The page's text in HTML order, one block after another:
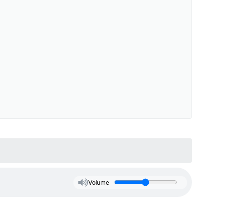
Volume